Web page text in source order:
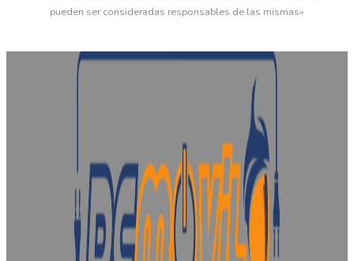
pueden ser consideradas responsables de las mismas»